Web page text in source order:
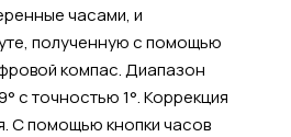
часами, и
полученную с помощью
компас. Диапазон
с точностью 1°. Коррекция
С помощью кнопки часов